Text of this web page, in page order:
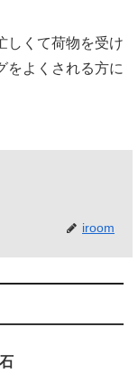
しくて荷物を受け
をよくされる方に
iroom